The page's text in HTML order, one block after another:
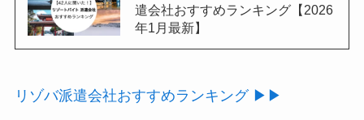
遣会社おすすめランキング【2026
年1月最新】
リゾバ派遣会社おすすめランキング ▶▶